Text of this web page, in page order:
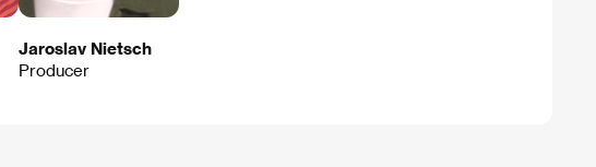
Jaroslav Nietsch
Producer